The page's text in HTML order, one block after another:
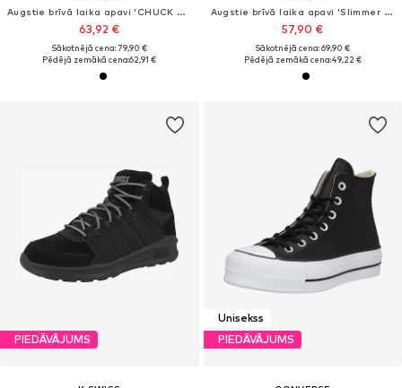
Augstie brīvā laika apavi 'CHUCK TAYLOR ALL STAR CLASSIC'
63,92 €
Sākotnējā cena: 79,90 €
Pēdējā zemākā cena:62,91 €
Augstie brīvā laika apavi 'Slimmer Stadil'
57,90 €
Sākotnējā cena: 69,90 €
Pēdējā zemākā cena:49,22 €
PIEDĀVĀJUMS
Unisekss
PIEDĀVĀJUMS